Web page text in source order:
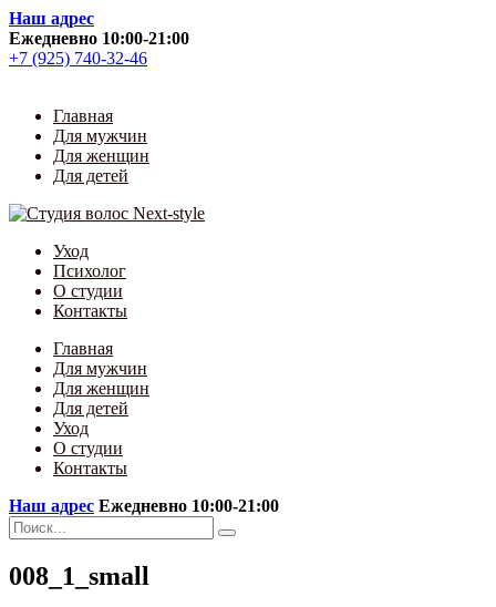
Skip
to
content
Наш адрес
Ежедневно 10:00-21:00
+7 (925) 740-32-46
Главная
Для мужчин
Для женщин
Для детей
Уход
Психолог
О студии
Контакты
Главная
Для мужчин
Для женщин
Для детей
Уход
О студии
Контакты
Наш адрес Ежедневно 10:00-21:00
Search
for:
008_1_small